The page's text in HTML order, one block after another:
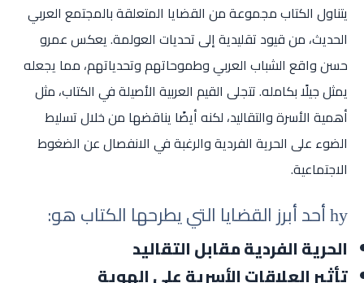
يتناول الكتاب مجموعة من القضايا المتعلقة بالمجتمع العربي
الحديث، من قيود تقليدية إلى تحديات العولمة. يعكس عمرو
حسن واقع الشباب العربي وطموحاتهم وتحدياتهم، مما يجعله
يمثل جيلًا بكامله. تتجلى القيم العربية الأصيلة في الكتاب، مثل
أهمية الأسرة والتقاليد، لكنه أيضًا يناقضها من خلال تسليط
الضوء على الحرية الفردية والرغبة في الانفصال عن الضغوط
الاجتماعية.
һу أحد أبرز القضايا التي يطرحها الكتاب هو:
الحرية الفردية مقابل التقاليد
تأثير العلاقات الأسرية على الهوية